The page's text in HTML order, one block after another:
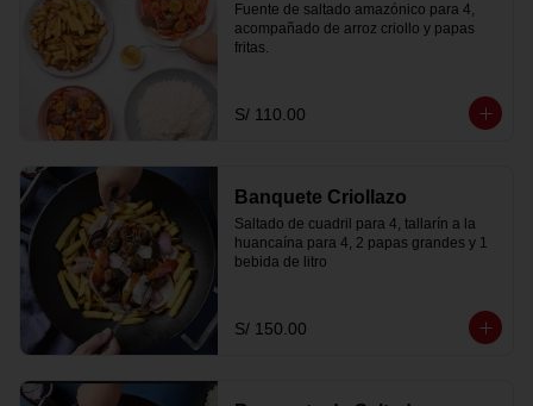
Fuente de saltado amazónico para 4,
acompañado de arroz criollo y papas
fritas.
S/ 110.00
Banquete Criollazo
Saltado de cuadril para 4, tallarín a la
huancaína para 4, 2 papas grandes y 1
bebida de litro
S/ 150.00